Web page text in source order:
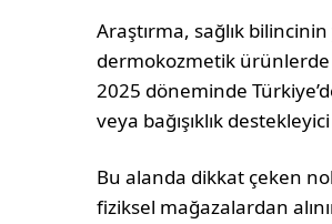
Araştırma, sağlık
dermokozmetik ürünlerde
2025 döneminde
veya bağışıklık
Bu alanda dikkat çeken
fiziksel mağazalardan